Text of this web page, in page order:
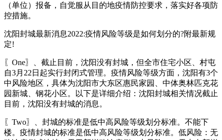
（单位）报备，自觉服从目的地疫情防控要求，落实好各项防
控措施。
沈阳封城最新消息2022:疫情风险等级是如何划分的?附最新规
定!
〖One〗、截止目前，沈阳没有封城，但全市住宅小区、村屯
自3月22日起实行封闭式管理。疫情风险等级方面，沈阳有3个
中风险地区，具体为沈阳市大东区惠民家园、中体奥林匹克花
园新城、钢花小区。以下是详细介绍：沈阳封城相关情况截止
目前，沈阳没有封城的消息。
〖Two〗、封城的标准是低中高风险等级划分标准。不能下
楼。疫情封城的标准是低中高风险等级划分标准。低风险：无